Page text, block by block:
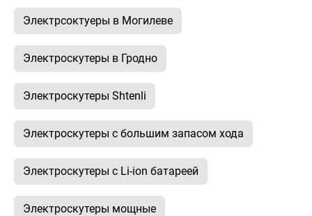
Электрсоктуеры в Могилеве
Электроскутеры в Гродно
Электроскутеры Shtenli
Электроскутеры с большим запасом хода
Электроскутеры с Li-ion батареей
Электроскутеры мощные